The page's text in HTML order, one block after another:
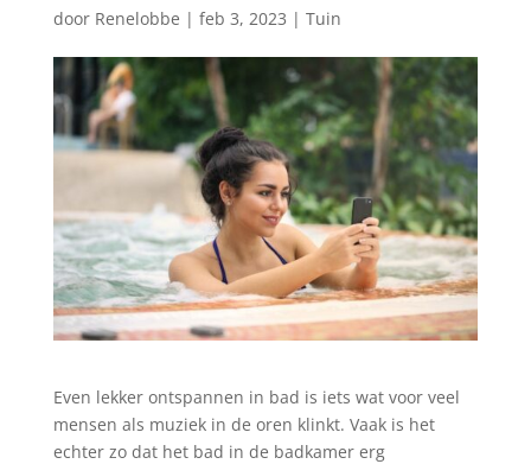
door Renelobbe | feb 3, 2023 | Tuin
Even lekker ontspannen in bad is iets wat voor veel
mensen als muziek in de oren klinkt. Vaak is het
echter zo dat het bad in de badkamer erg